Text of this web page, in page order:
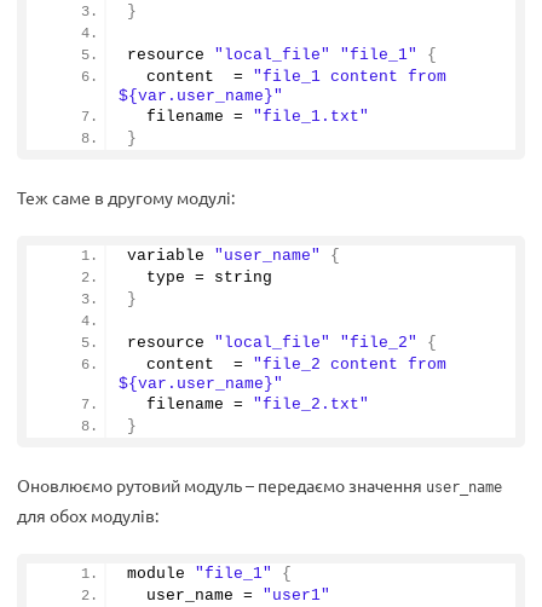
}
resource "local_file" "file_1"
{
  content  =
"file_1 content from
${var.user_name}"
  filename =
"file_1.txt"
}
Теж саме в другому модулі:
variable "user_name"
{
  type = string
}
resource "local_file" "file_2"
{
  content  =
"file_2 content from
${var.user_name}"
  filename =
"file_2.txt"
}
Оновлюємо рутовий модуль – передаємо значення user_name
для обох модулів:
module "file_1"
{
  user_name =
"user1"